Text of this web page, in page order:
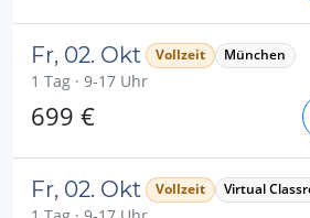
Fr, 02. Okt Vollzeit München
1 Tag · 9-17 Uhr
699 €
Fr, 02. Okt Vollzeit Virtual